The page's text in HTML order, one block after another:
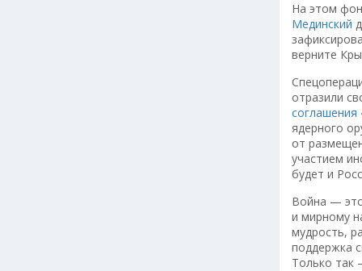
На этом
Мединский
верните
отразили
соглашения
ядерного
от
участием
будет и
Война —
и мирному
мудрость,
поддержка
Только